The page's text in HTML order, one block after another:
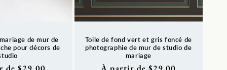
de mur de
pour décors de
Toile de fond vert et gris foncé de
photographie de mur de studio de
mariage